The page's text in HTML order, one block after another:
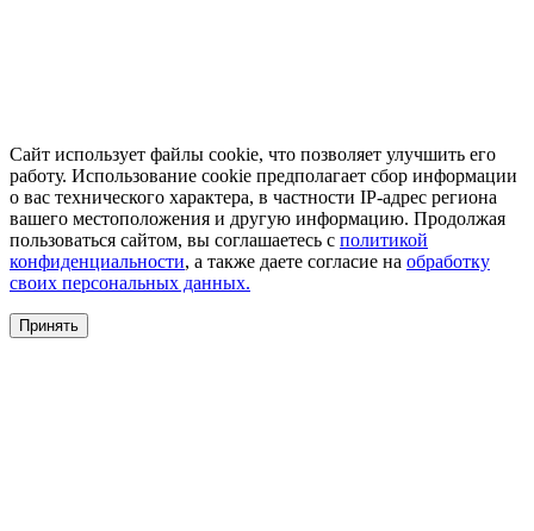
Сайт использует файлы cookie, что позволяет улучшить его
работу. Использование cookie предполагает сбор информации
о вас технического характера, в частности IP-адрес региона
вашего местоположения и другую информацию. Продолжая
пользоваться сайтом, вы соглашаетесь с политикой
конфиденциальности, а также даете согласие на обработку
своих персональных данных.
Принять